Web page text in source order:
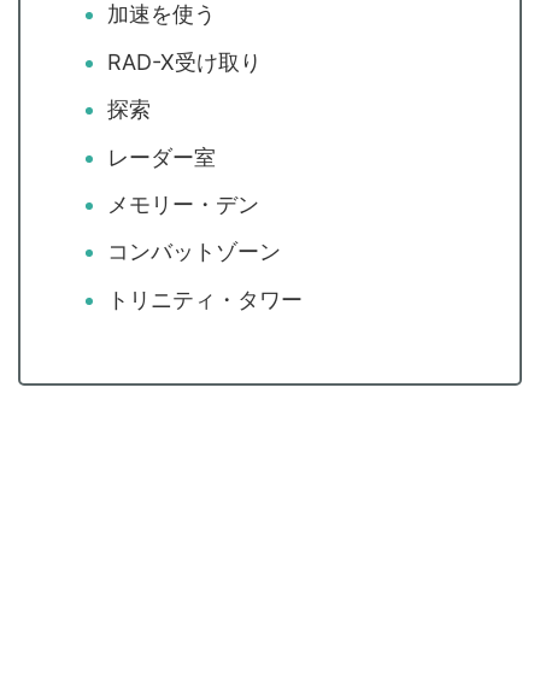
加速を使う
RAD-X受け取り
探索
レーダー室
メモリー・デン
コンバットゾーン
トリニティ・タワー